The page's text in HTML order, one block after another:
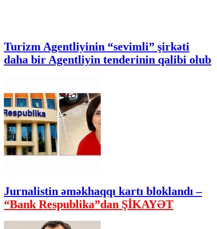
Turizm Agentliyinin “sevimli” şirkəti
daha bir Agentliyin tenderinin qalibi olub
Jurnalistin əməkhaqqı kartı bloklandı –
“Bank Respublika”dan ŞİKAYƏT